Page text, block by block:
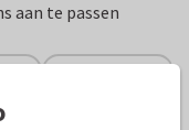
aan te passen
Groeten uit...